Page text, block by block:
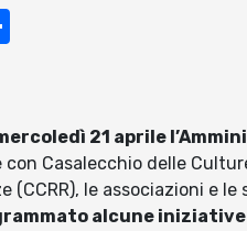
21 aprile
Casalecchio delle
(CCRR), le associazioni e
alcune